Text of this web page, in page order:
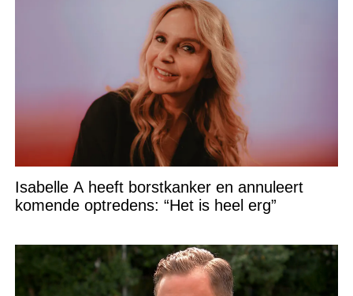
Isabelle A heeft borstkanker en annuleert
komende optredens: “Het is heel erg”